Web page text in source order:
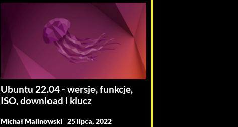
Ubuntu 22.04 - wersje, funkcje,
ISO, download i klucz
Michał Malinowski 25 lipca, 2022